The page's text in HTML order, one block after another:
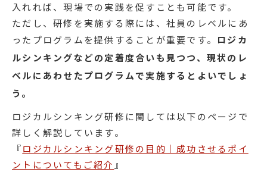
入れれば、現場での実践を促すことも可能です。
ただし、研修を実施する際には、社員のレベルにあ
ったプログラムを提供することが重要です。 ロジカ
ルシンキングなどの定着度合いも見つつ、現状のレ
ベルにあわせたプログラムで実施するとよいでしょ
う。
ロジカルシンキング研修に関しては以下のページで
詳しく解説しています。
『ロジカルシンキング研修の目的｜成功させるポイ
ントについてもご紹介』